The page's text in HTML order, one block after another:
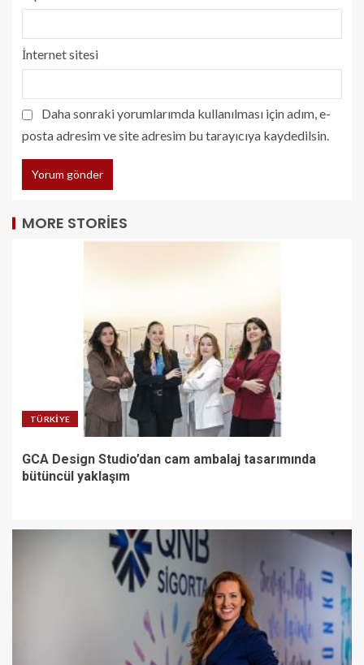
İnternet sitesi
Daha sonraki yorumlarımda kullanılması için adım, e-
posta adresim ve site adresim bu tarayıcıya kaydedilsin.
MORE STORIES
TÜRKIYE
GCA Design Studio’dan cam ambalaj tasarımında
bütüncül yaklaşım